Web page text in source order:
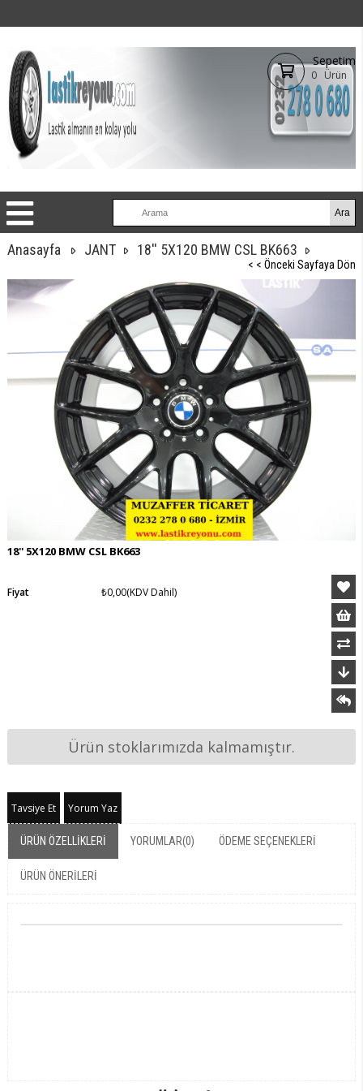
Sepetim
0 Ürün
Anasayfa JANT 18'' 5X120 BMW CSL BK663
< < Önceki Sayfaya Dön
18'' 5X120 BMW CSL BK663
Fiyat ₺0,00(KDV Dahil)
Ürün stoklarımızda kalmamıştır.
Tavsiye Et Yorum Yaz
ÜRÜN ÖZELLIKLERI YORUMLAR(0) ÖDEME SEÇENEKLERI
ÜRÜN ÖNERILERI